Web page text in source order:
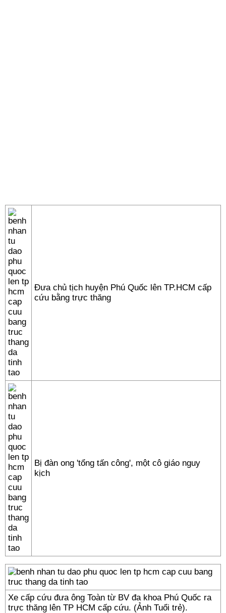
Đưa chủ tịch huyện Phú Quốc lên TP.HCM cấp
cứu bằng trực thăng
Bị đàn ong 'tổng tấn công', một cô giáo nguy
kịch
Xe cấp cứu đưa ông Toàn từ BV đa khoa Phú Quốc ra
trực thăng lên TP HCM cấp cứu. (Ảnh Tuổi trẻ).